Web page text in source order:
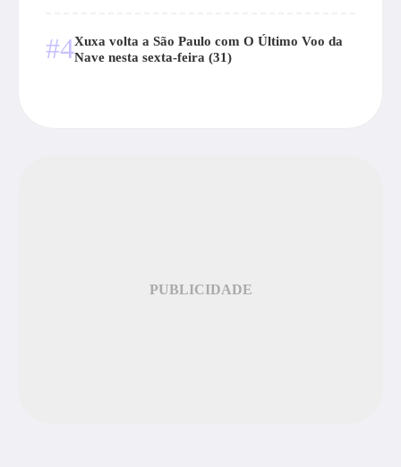
#4Xuxa volta a São Paulo com O Último Voo da
Nave nesta sexta-feira (31)
PUBLICIDADE